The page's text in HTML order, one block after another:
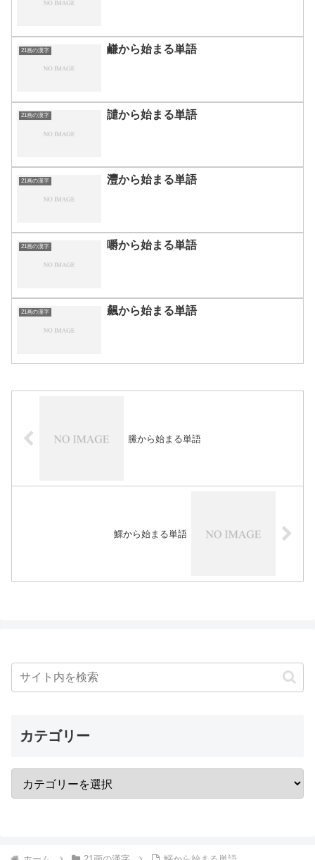
21画の漢字 鹻から始まる単語
21画の漢字 譴から始まる単語
21画の漢字 灃から始まる単語
21画の漢字 嚼から始まる単語
21画の漢字 飆から始まる単語
鰧から始まる単語
鰥から始まる単語
カテゴリー